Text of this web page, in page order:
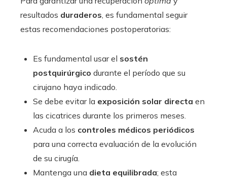
resultados duraderos, es fundamental seguir
estas recomendaciones postoperatorias:
Es fundamental usar el sostén
postquirúrgico durante el período que su
cirujano haya indicado.
Se debe evitar la exposición solar directa en
las cicatrices durante los primeros meses.
Acuda a los controles médicos periódicos
para una correcta evaluación de la evolución
de su cirugía.
Mantenga una dieta equilibrada; esta